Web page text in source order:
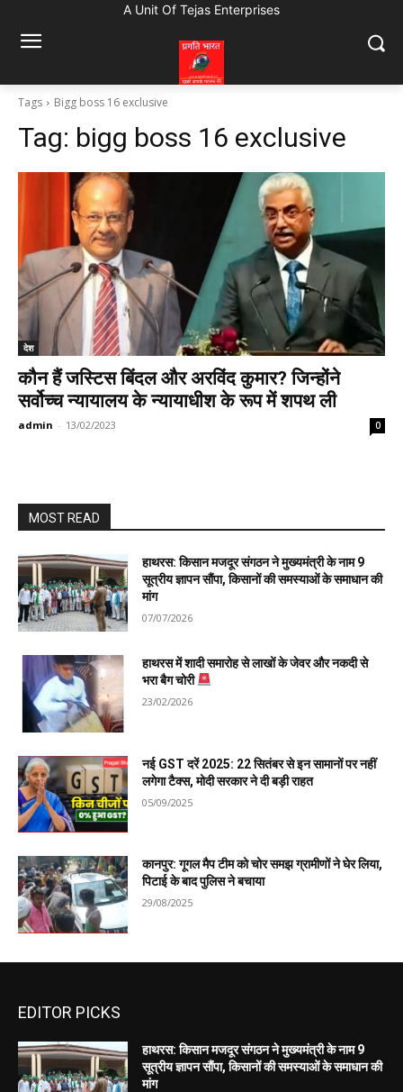
A Unit Of Tejas Enterprises
Tags Bigg boss 16 exclusive
Tag: bigg boss 16 exclusive
देश
कौन हैं जस्टिस बिंदल और अरविंद कुमार? जिन्होंने
सर्वोच्च न्यायालय के न्यायाधीश के रूप में शपथ ली
admin - 13/02/2023 0
MOST READ
हाथरस: किसान मजदूर संगठन ने मुख्यमंत्री के नाम 9
सूत्रीय ज्ञापन सौंपा, किसानों की समस्याओं के समाधान की
मांग
07/07/2026
हाथरस में शादी समारोह से लाखों के जेवर और नकदी से
भरा बैग चोरी
23/02/2026
नई GST दरें 2025: 22 सितंबर से इन सामानों पर नहीं
लगेगा टैक्स, मोदी सरकार ने दी बड़ी राहत
05/09/2025
कानपुर: गूगल मैप टीम को चोर समझ ग्रामीणों ने घेर लिया,
पिटाई के बाद पुलिस ने बचाया
29/08/2025
EDITOR PICKS
हाथरस: किसान मजदूर संगठन ने मुख्यमंत्री के नाम 9
सूत्रीय ज्ञापन सौंपा, किसानों की समस्याओं के समाधान की
मांग